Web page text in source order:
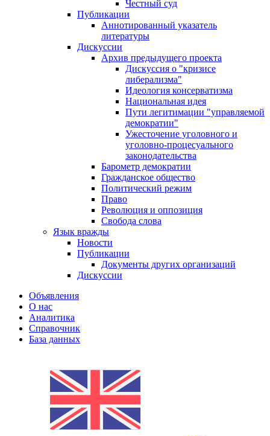
Честный суд
Публикации
Аннотированный указатель
литературы
Дискуссии
Архив предыдущего проекта
Дискуссия о "кризисе
либерализма"
Идеология консерватизма
Национальная идея
Пути легитимации "управляемой
демократии"
Ужесточение уголовного и
уголовно-процесуального
законодательства
Барометр демократии
Гражданское общество
Политический режим
Право
Революция и оппозиция
Свобода слова
Язык вражды
Новости
Публикации
Документы других организаций
Дискуссии
Объявления
О нас
Аналитика
Справочник
База данных